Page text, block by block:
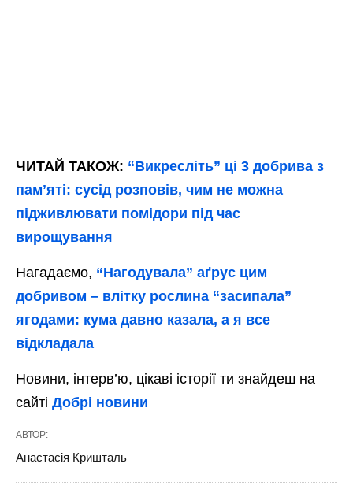
ЧИТАЙ ТАКОЖ: “Викресліть” ці 3 добрива з
памʼяті: сусід розповів, чим не можна
підживлювати помідори під час
вирощування
Нагадаємо, “Нагодувала” аґрус цим
добривом – влітку рослина “засипала”
ягодами: кума давно казала, а я все
відкладала
Новини, інтерв’ю, цікаві історії ти знайдеш на
сайті Добрі новини
АВТОР:
Анастасія Кришталь